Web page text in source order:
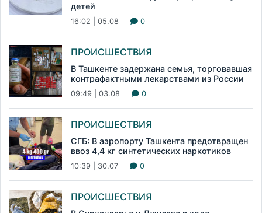
детей
16:02 | 05.08 0
ПРОИСШЕСТВИЯ
В Ташкенте задержана семья, торговавшая
контрафактными лекарствами из России
09:49 | 03.08 0
ПРОИСШЕСТВИЯ
СГБ: В аэропорту Ташкента предотвращен
ввоз 4,4 кг синтетических наркотиков
10:39 | 30.07 0
ПРОИСШЕСТВИЯ